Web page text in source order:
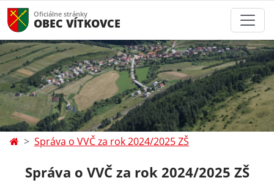
Oficiálne stránky
OBEC VÍTKOVCE
Správa o VVČ za rok 2024/2025 ZŠ
Správa o VVČ za rok 2024/2025 ZŠ